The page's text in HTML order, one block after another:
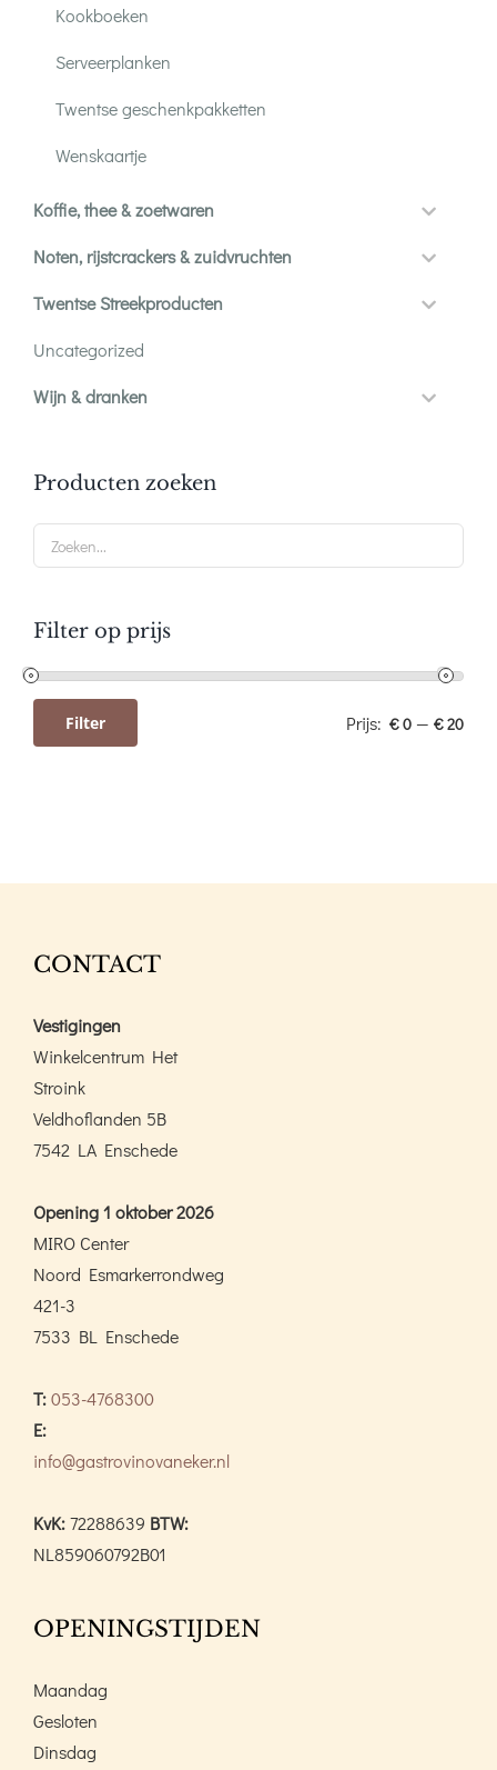
Kookboeken
Serveerplanken
Twentse geschenkpakketten
Wenskaartje
Koffie, thee & zoetwaren
Noten, rijstcrackers & zuidvruchten
Twentse Streekproducten
Uncategorized
Wijn & dranken
Producten zoeken
Filter op prijs
Max.
Filter Prijs: € 0 — € 20
CONTACT
Vestigingen
Winkelcentrum Het
Stroink
Veldhoflanden 5B
7542 LA Enschede
Opening 1 oktober 2026
MIRO Center
Noord Esmarkerrondweg
421-3
7533 BL Enschede
T:053-4768300
E:
info@gastrovinovaneker.nl
KvK:72288639 BTW:
NL859060792B01
OPENINGSTIJDEN
Maandag
Gesloten
Dinsdag